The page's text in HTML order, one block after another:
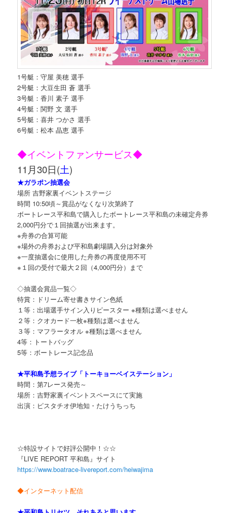
1号艇：守屋 美穂 選手
2号艇：大豆生田 蒼 選手
3号艇：香川 素子 選手
4号艇：関野 文 選手
5号艇：喜井 つかさ 選手
6号艇：松本 晶恵 選手
◆イベントファンサービス◆
11月30日(土)
★ガラポン抽選会
場所 吉野家裏イベントステージ
時間 10:50頃～賞品がなくなり次第終了
ボートレース平和島で購入したボートレース平和島の未確定舟券
2,000円分で１回抽選が出来ます。
※舟券の合算可能
※場外の舟券および平和島劇場購入分は対象外
※一度抽選会に使用した舟券の再度使用不可
※１回の受付で最大２回（4,000円分）まで
◇抽選会賞品一覧◇
特賞：ドリーム寄せ書きサイン色紙
１等：出場選手サイン入りピースター ※種類は選べません
２等：クオカード一枚※種類は選べません
３等：マフラータオル ※種類は選べません
4等：トートバッグ
5等：ボートレース記念品
★平和島予想ライブ「トーキョーベイステーション」
時間：第7レース発売～
場所：吉野家裏イベントスペースにて実施
出演：ピスタチオ伊地知・たけうちっち
☆特設サイトで好評公開中！☆☆
『LIVE REPORT 平和島』サイト
https://www.boatrace-livereport.com/heiwajima
◆インターネット配信